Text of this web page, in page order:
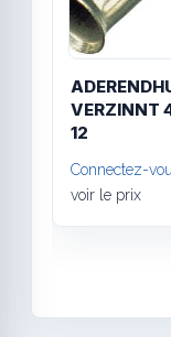
VERZINNT
12
Connectez-
voir le prix